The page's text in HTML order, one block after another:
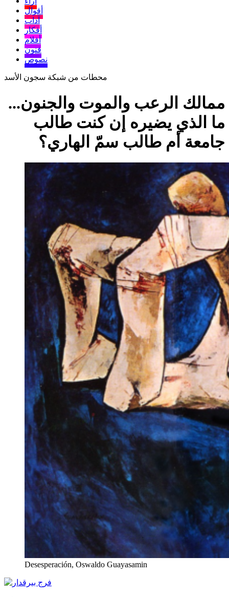
أقوال
آداب
أفكار
أفلام
فنون
نصوص
محطات من شبكة سجون الأسد
ممالك الرعب والموت والجنون...
ما الذي يضيره إن كنت طالب
جامعة أم طالب سمّ الهاري؟
Desesperación, Oswaldo Guayasamin